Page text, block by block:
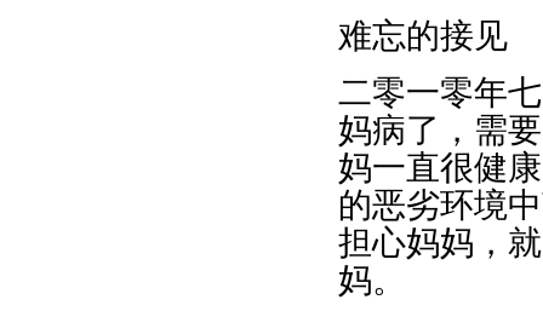
难忘的接见
二零一零年
妈病了，需
妈一直很健
的恶劣环境
担心妈妈，
妈。